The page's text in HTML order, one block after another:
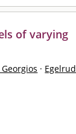
of varying
· Egelrud